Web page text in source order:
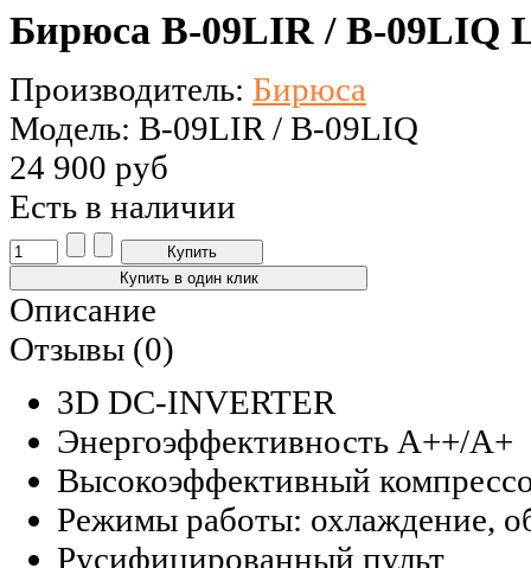
Бирюса B-09LIR / B-09LIQ
Производитель: Бирюса
Модель: B-09LIR / B-09LIQ
24 900 руб
Есть в наличии
Описание
Отзывы (0)
3D DC-INVERTER
Энергоэффективность A++/A+
Высокоэффективный
Режимы работы: охлаждение,
Русифицированный пульт